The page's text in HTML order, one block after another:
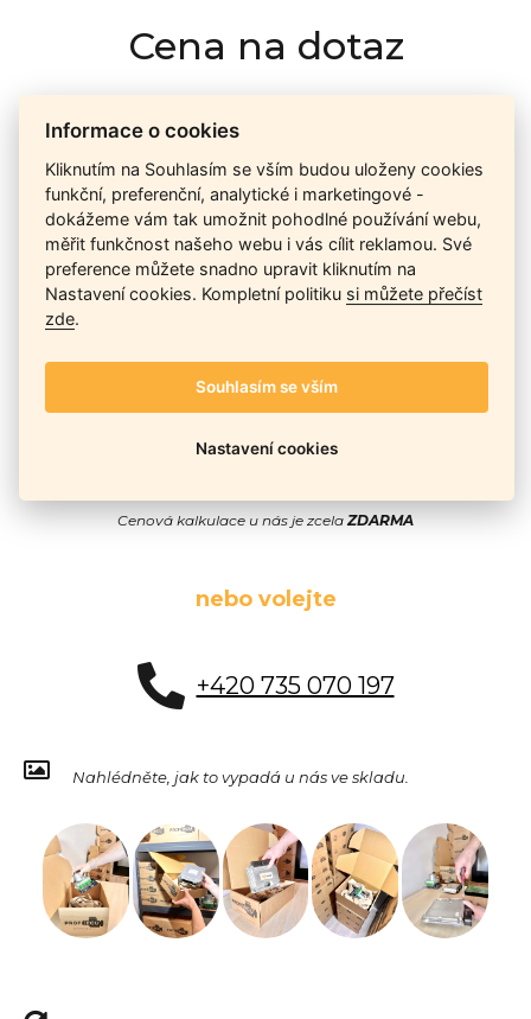
Cena na dotaz
Ceny závisí na množství kusů skladem, dostupnosti náhrad,
nabídnout aktuálněnejlepší cenu, a Vy si vyberete, co je pro
Vás nejvýhodnější.
Telefon / Email
Odeslat
Cenová kalkulace u nás je zcelaZDARMA
nebo volejte
+420 735 070 197
Nahlédněte, jak to vypadá u nás ve skladu.
Informace o cookies
Kliknutím na Souhlasím se vším budou uloženy cookies
funkční, preferenční, analytické i marketingové -
dokážeme vám tak umožnit pohodlné používání webu,
měřit funkčnost našeho webu i vás cílit reklamou. Své
preference můžete snadno upravit kliknutím na
Nastavení cookies. Kompletní politiku si můžete přečíst
zde.
Souhlasím se vším
Nastavení cookies